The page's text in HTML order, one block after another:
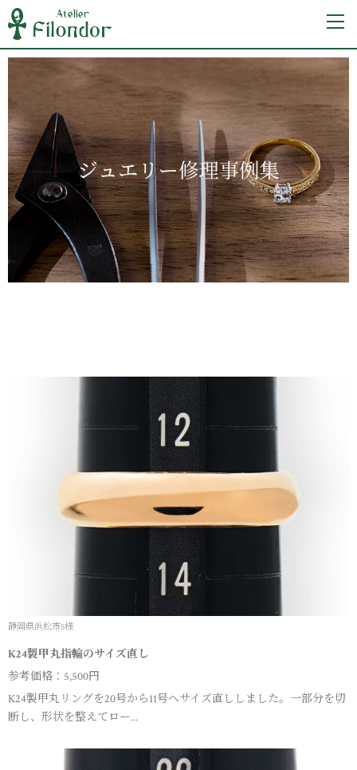
静岡県浜松市S様
K24製甲丸指輪のサイズ直し
参考価格：5,500円
K24製甲丸リングを20号から11号へサイズ直ししました。一部分を切
断し、形状を整えてロー...